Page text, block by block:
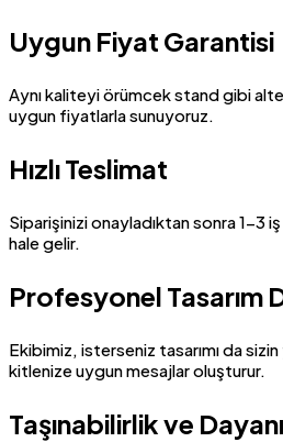
Uygun Fiyat Garantisi
Aynı kaliteyi örümcek stand gibi
uygun fiyatlarla sunuyoruz.
Hızlı Teslimat
Siparişinizi onayladıktan sonra 1-3
hale gelir.
Profesyonel Tasarım
Ekibimiz, isterseniz tasarımı da
kitlenize uygun mesajlar oluşturur.
Taşınabilirlik ve